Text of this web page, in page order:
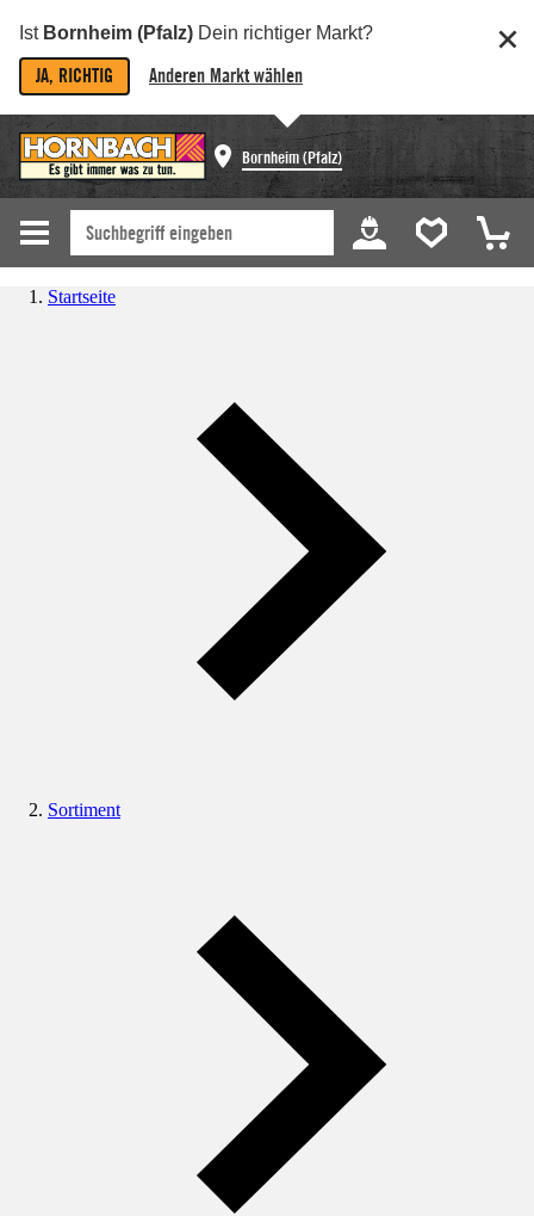
Ist Bornheim (Pfalz) Dein richtiger Markt?
JA, RICHTIG Anderen Markt wählen
Bornheim (Pfalz)
Startseite
Sortiment